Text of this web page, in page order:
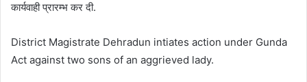
कार्यवाही प्रारम्भ कर दी.
District Magistrate Dehradun intiates action under Gunda
Act against two sons of an aggrieved lady.